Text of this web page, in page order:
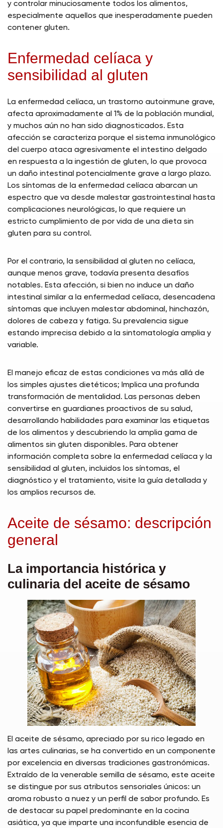
y controlar minuciosamente todos los alimentos,
especialmente aquellos que inesperadamente pueden
contener gluten.
Enfermedad celíaca y
sensibilidad al gluten
La enfermedad celíaca, un trastorno autoinmune grave,
afecta aproximadamente al 1% de la población mundial,
y muchos aún no han sido diagnosticados. Esta
afección se caracteriza porque el sistema inmunológico
del cuerpo ataca agresivamente el intestino delgado
en respuesta a la ingestión de gluten, lo que provoca
un daño intestinal potencialmente grave a largo plazo.
Los síntomas de la enfermedad celíaca abarcan un
espectro que va desde malestar gastrointestinal hasta
complicaciones neurológicas, lo que requiere un
estricto cumplimiento de por vida de una dieta sin
gluten para su control.
Por el contrario, la sensibilidad al gluten no celíaca,
aunque menos grave, todavía presenta desafíos
notables. Esta afección, si bien no induce un daño
intestinal similar a la enfermedad celíaca, desencadena
síntomas que incluyen malestar abdominal, hinchazón,
dolores de cabeza y fatiga. Su prevalencia sigue
estando imprecisa debido a la sintomatología amplia y
variable.
El manejo eficaz de estas condiciones va más allá de
los simples ajustes dietéticos; Implica una profunda
transformación de mentalidad. Las personas deben
convertirse en guardianes proactivos de su salud,
desarrollando habilidades para examinar las etiquetas
de los alimentos y descubriendo la amplia gama de
alimentos sin gluten disponibles. Para obtener
información completa sobre la enfermedad celíaca y la
sensibilidad al gluten, incluidos los síntomas, el
diagnóstico y el tratamiento, visite la guía detallada y
los amplios recursos de.
Aceite de sésamo: descripción
general
La importancia histórica y
culinaria del aceite de sésamo
El aceite de sésamo, apreciado por su rico legado en
las artes culinarias, se ha convertido en un componente
por excelencia en diversas tradiciones gastronómicas.
Extraído de la venerable semilla de sésamo, este aceite
se distingue por sus atributos sensoriales únicos: un
aroma robusto a nuez y un perfil de sabor profundo. Es
de destacar su papel predominante en la cocina
asiática, ya que imparte una inconfundible esencia de